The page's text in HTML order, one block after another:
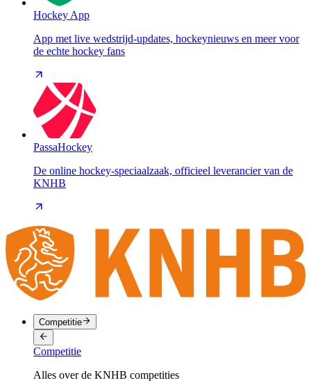
Hockey App
App met live wedstrijd-updates, hockeynieuws en meer voor
de echte hockey fans
PassaHockey
De online hockey-speciaalzaak, officieel leverancier van de
KNHB
Competitie
Competitie
Alles over de KNHB competities